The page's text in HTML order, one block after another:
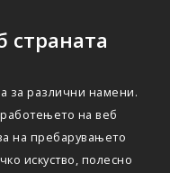
страната
за различни намени.
на веб
на пребарувањето
искуство, полесно